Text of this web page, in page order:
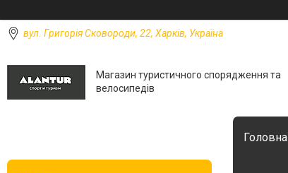
вул. Григорія Сковороди, 22, Харків, Україна
Магазин туристичного спорядження та
велосипедів
Головна